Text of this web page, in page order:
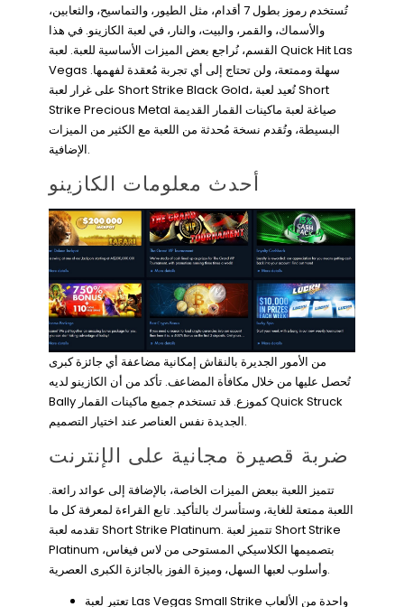
تُستخدم رموز بطول 7 أقدام، مثل الطيور، والتماسيح، والثعابين،
والأسماك، والقمر، والبيت، والنار، في لعبة الكازينو. في هذا
القسم، نُراجع بعض الميزات الأساسية للعبة. لعبة Quick Hit Las
Vegas سهلة وممتعة، ولن تحتاج إلى أي تجربة مُعقدة لفهمها.
على غرار لعبة Short Strike Black Gold، تُعيد لعبة Short
Strike Precious Metal صياغة لعبة ماكينات القمار القديمة
البسيطة، وتُقدم نسخة مُحدثة من اللعبة مع الكثير من الميزات
الإضافية.
أحدث معلومات الكازينو
من الأمور الجديرة بالنقاش إمكانية مضاعفة أي جائزة كبرى
تُحصل عليها من خلال مكافأة المضاعف. تأكد من أن الكازينو لديه
Bally كموزع. قد تستخدم جميع ماكينات القمار Quick Struck
الجديدة نفس العناصر عند اختيار التصميم.
ضربة قصيرة مجانية على الإنترنت
تتميز اللعبة ببعض الميزات الخاصة، بالإضافة إلى عوائد رائعة.
اللعبة ممتعة للغاية، وستأسرك بالتأكيد. تابع القراءة لمعرفة كل ما
تقدمه لعبة Short Strike Platinum. تتميز لعبة Short Strike
Platinum بتصميمها الكلاسيكي المستوحى من لاس فيغاس،
وأسلوب لعبها السهل، وميزة الفوز بالجائزة الكبرى العصرية.
تعتبر لعبة Las Vegas Small Strike واحدة من الألعاب